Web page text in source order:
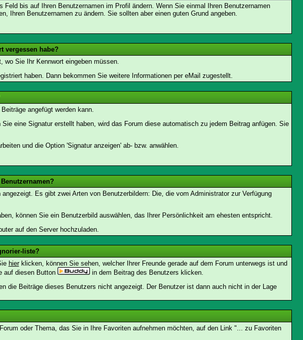
bis auf Ihren Benutzernamen im Profil ändern. Wenn Sie einmal Ihren Benutzernamen
Ihren Benutzernamen zu ändern. Sie sollten aber einen guten Grund angeben.
vergessen habe?
wo Sie Ihr Kennwort eingeben müssen.
haben. Dann bekommen Sie weitere Informationen per eMail zugestellt.
angefügt werden kann.
eine Signatur erstellt haben, wird das Forum diese automatisch zu jedem Beitrag anfügen. Sie
und die Option 'Signatur anzeigen' ab- bzw. anwählen.
Es gibt zwei Arten von Benutzerbildern: Die, die vom Administrator zur Verfügung
können Sie ein Benutzerbild auswählen, das Ihrer Persönlichkeit am ehesten entspricht.
auf den Server hochzuladen.
liste?
hierklicken, können Sie sehen, welcher Ihrer Freunde gerade auf dem Forum unterwegs ist und
auf diesen Button
in dem Beitrag des Benutzers klicken.
die Beiträge dieses Benutzers nicht angezeigt. Der Benutzer ist dann auch nicht in der Lage
oder Thema, das Sie in Ihre Favoriten aufnehmen möchten, auf den Link "... zu Favoriten